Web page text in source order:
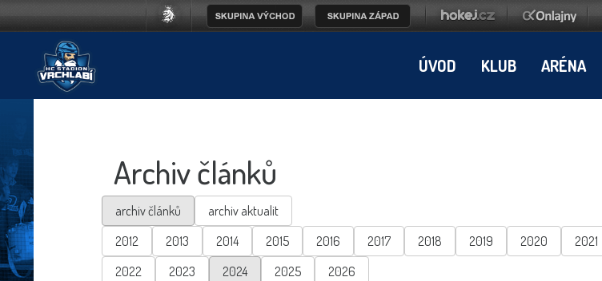
ÚVOD KLUB ARÉNA
Archiv článků
archiv článků
archiv aktualit
2012
2013 2014 2015 2016 2017 2018 2019 2020
2021
2022
2023 2024 2025
2026